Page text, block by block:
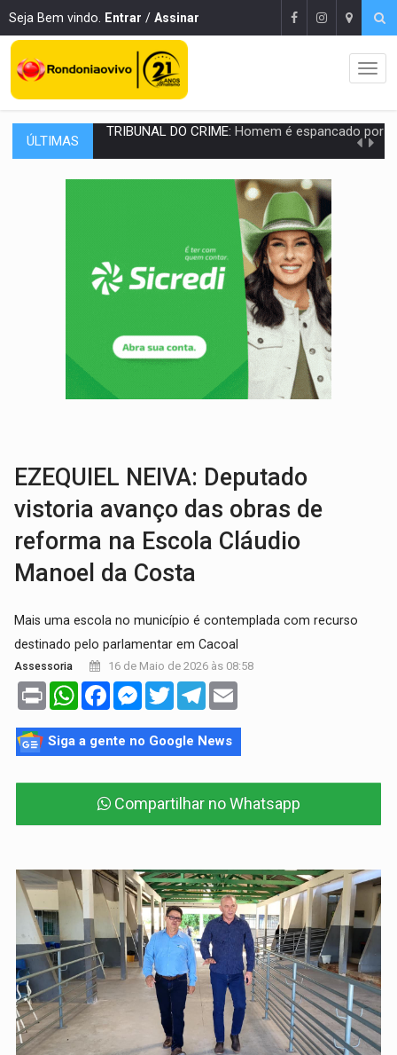
Seja Bem vindo. Entrar / Assinar
ÚLTIMAS VÍDEO: Perseguição é registrada no shopping após colombiana furtar
LUDOPATIA:Apostas online começam a afetar produtividade e rotina
Plantar árvores não será mais suficiente para
OVNIS NA LUA:Cientistas alertam para possível base secreta no satélite
ACABOU COM PEUGEOT:Incêndio destrói carro que era rebocado para oficina
Ladrão é filmado furtando moto na frente do bar
BOLSAS DE PESQUISA: Iniciativa Amazônia+10 lança chamada para fortalecer
MATERIAL: Brasil tem grandes reservas de urânio, mas produz pouco e
EZEQUIEL NEIVA: Deputado
vistoria avanço das obras de
reforma na Escola Cláudio
Manoel da Costa
Mais uma escola no município é contemplada com recurso
destinado pelo parlamentar em Cacoal
Assessoria 16 de Maio de 2026 às 08:58
Print WhatsAppFacebookMessenger
TwitterTelegram
Siga a gente no Google News
Compartilhar no Whatsapp